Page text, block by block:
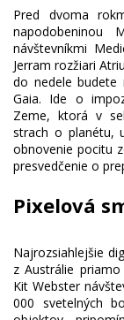
Pred dvoma
napodobeninou
návštevníkmi
Jerram rozžiari
do nedele
Gaia. Ide o
Zeme, ktorá v
strach o planétu,
obnovenie pocitu
Pixelová
Najrozsiahlejšie
z Austrálie
Kit Webster
000 svetelných